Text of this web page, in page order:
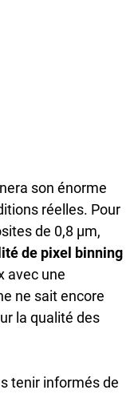
son énorme
réelles. Pour
de 0,8 µm,
de pixel binning
avec une
ne sait encore
la qualité des
tenir informés de